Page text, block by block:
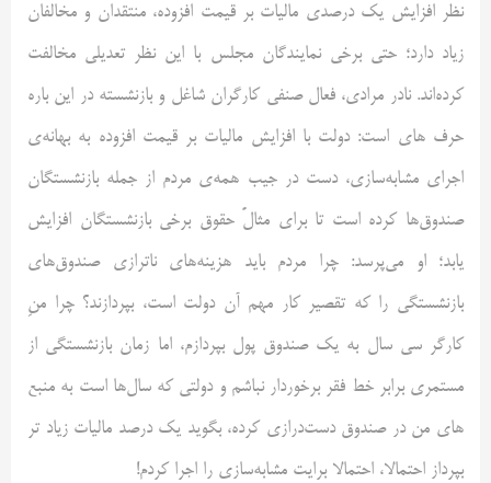
نظر افزایش یک درصدی مالیات بر قیمت افزوده، منتقدان و مخالفان
زیاد دارد؛ حتی برخی نمایندگان مجلس با این نظر تعدیلی مخالفت
کرده‌اند. نادر مرادی، فعال صنفی کارگران شاغل و بازنشسته در این باره
حرف های است: دولت با افزایش مالیات بر قیمت افزوده به بهانه‌ی
اجرای مشابه‌سازی، دست در جیب همه‌ی مردم از جمله بازنشستگان
صندوق‌ها کرده است تا برای مثالً حقوق برخی بازنشستگان افزایش
یابد؛ او می‌پرسد: چرا مردم باید هزینه‌های ناترازی صندوق‌های
بازنشستگی را که تقصیر کار مهم آن دولت است، بپردازند؟ چرا منِ
کارگر سی سال به یک صندوق پول بپردازم، اما زمان بازنشستگی از
مستمری برابر خط فقر برخوردار نباشم و دولتی که سال‌ها است به منبع
های من در صندوق دست‌درازی کرده، بگوید یک درصد مالیات زیاد تر
بپرداز احتمالا، احتمالا برایت مشابه‌سازی را اجرا کردم!